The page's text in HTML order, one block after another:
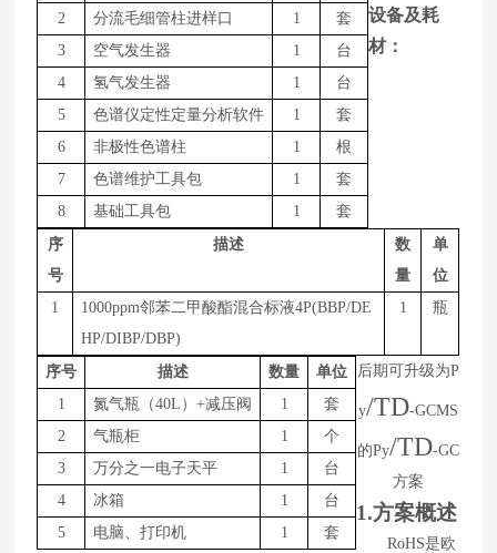
2
分流毛细管柱进样口 1
套
3
空气发生器 1
台
4
氢气发生器 1
台
5
色谱仪定性定量分析软件 1
套
6
非极性色谱柱 1
根
7
色谱维护工具包 1
套
8
基础工具包 1 套
序
号
描述
数
量
单
位
1
1000ppm邻苯二甲酸酯混合标液4P(BBP/DE
HP/DIBP/DBP)
1 瓶
设备及耗
材：
序号 描述 数量
单位
1
氮气瓶（40L ）+减压阀 1
套
2
气瓶柜 1
个
3
万分之一电子天平 1
台
4
冰箱 1
台
5
电脑、打印机 1 套
后期可升级为P
y/TD-GCMS
的Py/TD-GC
方案
1.方案概述
RoHS是欧